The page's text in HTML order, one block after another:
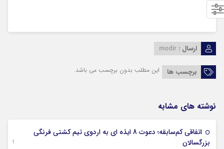
ارسال : modir
برچسب ها این مطلب بدون برچسب می باشد.
نوشته های مشابه
اتفاقی کم‌سابقه؛ دعوت 8 ایذه ای به اردوی تیم کشتی فرنگی
بزرگسالان
09 جولای 2026